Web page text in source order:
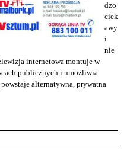
dzo
ciek
awy
i
nie
internetowa montuje w
publicznych i umożliwia
alternatywna, prywatna